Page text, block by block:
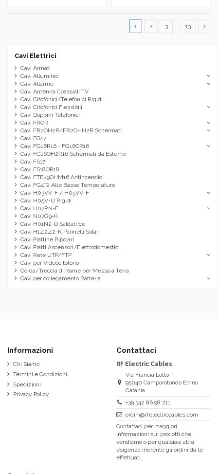
1 2 3 … 13
Cavi Elettrici
Cavi Armati
Cavi Alluminio
Cavi Allarme
Cavi Antenna Coassiali TV
Cavi Citofonici/Telefonici Rigidi
Cavi Citofonici Flessibili
Cavi Doppini Telefonici
Cavi FROR
Cavi FR2OH2R/FR2OHH2R Schermati
Cavi FG17
Cavi FG16R16 - FG16OR16
Cavi FG16OH2R16 Schermati da Esterno
Cavi FS17
Cavi FS18OR18
Cavi FTE29OHM16 Antincendio
Cavi FG4T2 Alte Basse Temperature
Cavi H03VV-F / H05VV-F
Cavi H05V-U Rigidi
Cavi H07RN-F
Cavi N07G9-K
Cavi H01N2-D Saldatrice
Cavi H1Z2Z2-K Pannelli Solari
Cavi Piattine Bipolari
Cavi Piatti Ascensori/Elettrodomestici
Cavi Rete UTP/FTP
Cavi per Videocitofono
Corda/Treccia di Rame per Messa a Terra
Cavi per collegamento Batteria
Informazioni
Chi Siamo
Termini e Condizioni
Spedizioni
Privacy Policy
Contattaci
RF Electric Cables
Via Francia Lotto T
95040 Camporotondo Etneo
Catania
+39 342 86 98 211
ordini@rfelectriccables.com
Contattaci per maggiori
informazioni sui prodotti che
vendiamo o per qualsiasi altra
esigenza inerente gli ordini da te
effettuati.